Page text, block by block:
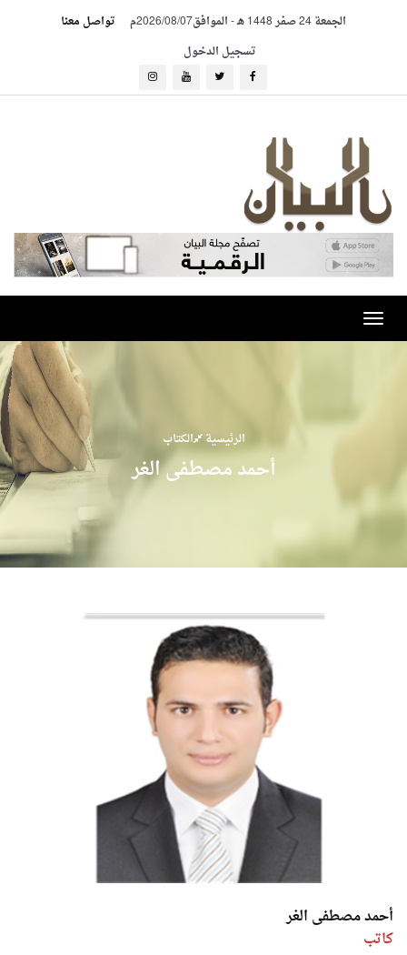
الجمعة 24 صفر 1448 هـ -الموافق2026/08/07م
تواصل معنا
تسجيل الدخول
Toggle
navigation
الرئيسية الكتاب
أحمد مصطفى الغر
أحمد مصطفى الغر
كاتب